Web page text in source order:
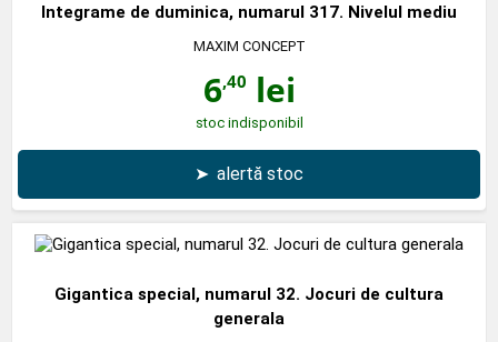
Integrame de duminica, numarul 317. Nivelul mediu
MAXIM CONCEPT
6,40 lei
stoc indisponibil
➤ alertă stoc
Gigantica special, numarul 32. Jocuri de cultura
generala